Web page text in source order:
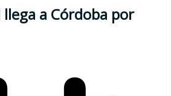
a Córdoba por